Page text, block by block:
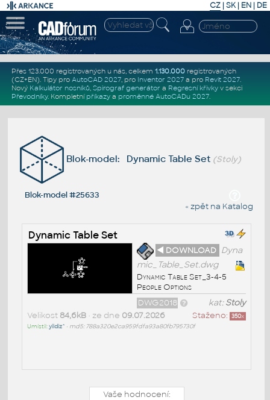
CZ | SK| EN | DE
Přes 123.000 registrovaných u nás, celkem 1.130.000registrovaných
(CZ+EN). Tipy pro AutoCAD 2027, pro Inventor 2027a pro Revit 2027.
Nový Kalkulátor nosníků, Spirograf generátor a Regresní křivkyv sekci
Převodníky. Kompletní příkazya proměnné AutoCADu 2027.
Blok-model: Dynamic Table Set (Stoly)
Blok-model #25633
« zpět na Katalog
Dynamic Table Set
◄ DOWNLOAD Dyna
mic_Table_Set.dwg
Dynamic Table Set_3-4-5
People Options
kat:Stoly
DWG2018
Staženo: 350x
Velikost 84,6kB• ze dne 09.07.2026
Umístil:yildiz^ • md5: 788a320e2ca959fdfa93a80fb795730f
Vaše hodnocení: